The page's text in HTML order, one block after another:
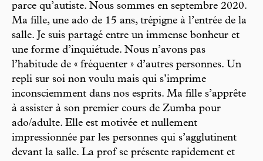
parce qu’autiste. Nous sommes en septembre 2020.
Ma fille, une ado de 15 ans, trépigne à l’entrée de la
salle. Je suis partagé entre un immense bonheur et
une forme d’inquiétude. Nous n’avons pas
l’habitude de « fréquenter » d’autres personnes. Un
repli sur soi non voulu mais qui s’imprime
inconsciemment dans nos esprits. Ma fille s’apprête
à assister à son premier cours de Zumba pour
ado/adulte. Elle est motivée et nullement
impressionnée par les personnes qui s’agglutinent
devant la salle. La prof se présente rapidement et